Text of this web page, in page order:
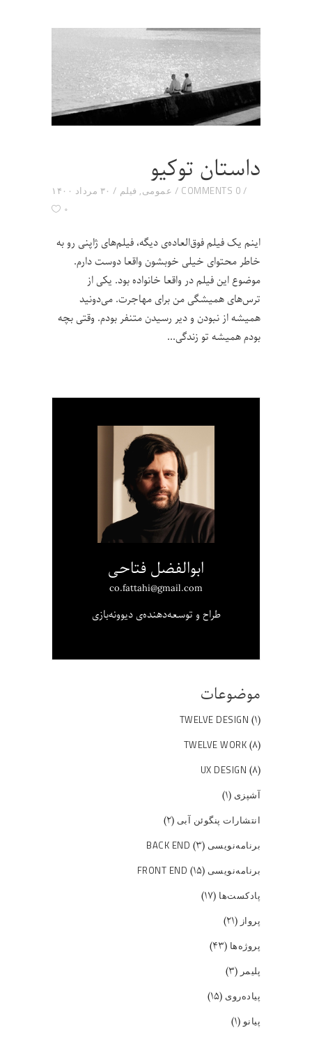
داستان توکیو
۳۰ مرداد ۱۴۰۰ عمومی, فیلم 0 COMMENTS
۰
اینم یک فیلم فوق‌العاده‌ی دیگه، فیلم‌های ژاپنی رو به
خاطر محتوای خیلی خوبشون واقعا دوست دارم.
موضوع این فیلم در واقعا خانواده بود. یکی از
ترس‌های همیشگی من برای مهاجرت. می‌دونید
همیشه از نبودن و دیر رسیدن متنفر بودم. وقتی بچه
بودم همیشه تو زندگی
ابوالفضل فتاحی
co.fattahi@gmail.com
طراح و توسعه‌دهنده‌ی دیوونه‌بازی
موضوعات
TWELVE DESIGN (۱)
TWELVE WORK (۸)
UX DESIGN (۸)
آشپزی (۱)
انتشارات پنگوئن آبی (۲)
برنامه‌نویسی BACK END (۳)
برنامه‌نویسی FRONT END (۱۵)
پادکست‌ها (۱۷)
پرواز (۲۱)
پروژه‌ها (۴۳)
پلیمر (۳)
پیاده‌روی (۱۵)
پیانو(۱)